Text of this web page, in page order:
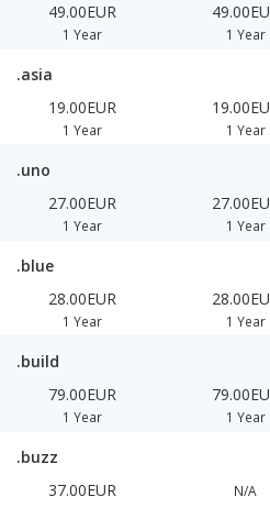
49.00EUR
1 Year 1 Year
.asia
19.00EUR
1 Year 1 Year
.uno
27.00EUR
1 Year 1 Year
.blue
28.00EUR
1 Year 1 Year
.build
79.00EUR
1 Year 1 Year
.buzz
37.00EUR
N/A